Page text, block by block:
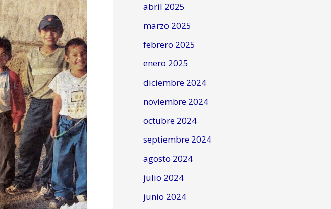
abril 2025
marzo 2025
febrero 2025
enero 2025
diciembre 2024
noviembre 2024
octubre 2024
septiembre 2024
agosto 2024
julio 2024
junio 2024